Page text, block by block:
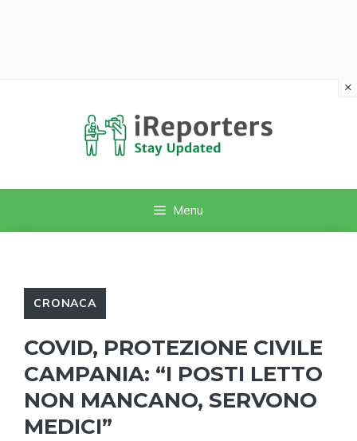
Menu
CRONACA
COVID, PROTEZIONE CIVILE
CAMPANIA: “I POSTI LETTO
NON MANCANO, SERVONO
MEDICI”
×